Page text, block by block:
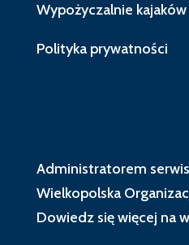
Wypożyczalnie kajaków
Polityka prywatności
Administratorem
Wielkopolska
Dowiedz się więcej na